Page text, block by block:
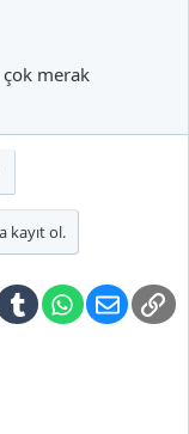
çok merak
kayıt ol.
TumblrWhatsApp
E-posta